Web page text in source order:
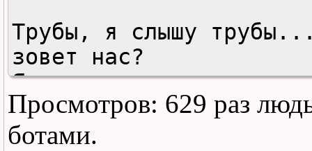
Трубы, я слышу
зовет нас?
Я въехал в дом, но в
нет места.
Я говорю нет, но это
Просмотров: 629 раз
ботами.